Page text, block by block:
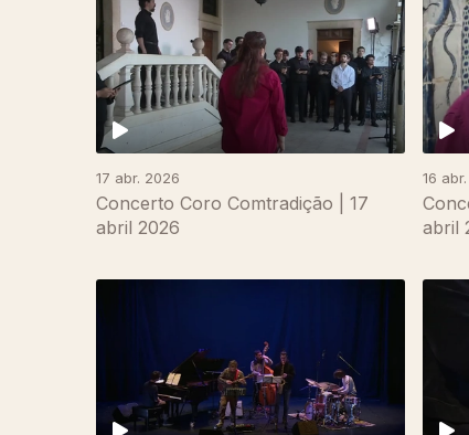
17 abr. 2026
Concerto Coro Comtradição | 17
abril 2026
16
abril